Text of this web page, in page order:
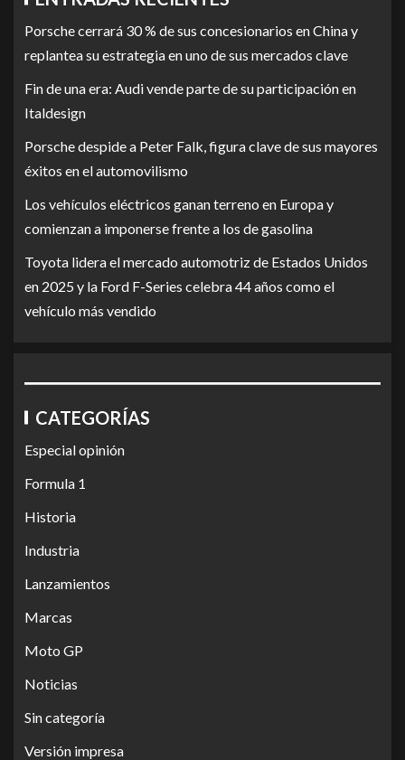
Porsche cerrará 30 % de sus concesionarios en China y
replantea su estrategia en uno de sus mercados clave
Fin de una era: Audi vende parte de su participación en
Italdesign
Porsche despide a Peter Falk, figura clave de sus mayores
éxitos en el automovilismo
Los vehículos eléctricos ganan terreno en Europa y
comienzan a imponerse frente a los de gasolina
Toyota lidera el mercado automotriz de Estados Unidos
en 2025 y la Ford F-Series celebra 44 años como el
vehículo más vendido
CATEGORÍAS
Especial opinión
Formula 1
Historia
Industria
Lanzamientos
Marcas
Moto GP
Noticias
Sin categoría
Versión impresa